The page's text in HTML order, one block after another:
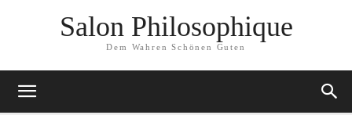
Salon Philosophique
Dem Wahren Schönen Guten